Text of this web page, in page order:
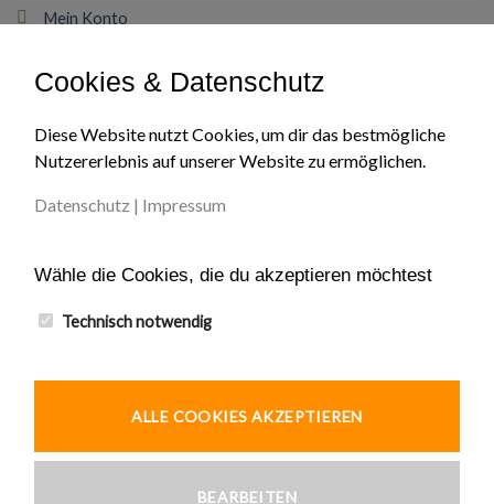
Mein Konto
Impressum
Widerruf
Kontakt
Cookies & Datenschutz
Diese Website nutzt Cookies, um dir das bestmögliche
Nutzererlebnis auf unserer Website zu ermöglichen.
Datenschutz | Impressum
Wähle die Cookies, die du akzeptieren möchtest
Technisch notwendig
ALLE COOKIES AKZEPTIEREN
BEARBEITEN